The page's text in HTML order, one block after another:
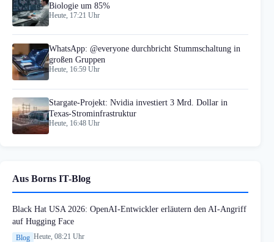
Biologie um 85%
Heute, 17:21 Uhr
WhatsApp: @everyone durchbricht Stummschaltung in
großen Gruppen
Heute, 16:59 Uhr
Stargate-Projekt: Nvidia investiert 3 Mrd. Dollar in
Texas-Strominfrastruktur
Heute, 16:48 Uhr
Aus Borns IT-Blog
Black Hat USA 2026: OpenAI-Entwickler erläutern den AI-Angriff
auf Hugging Face
Blog Heute, 08:21 Uhr